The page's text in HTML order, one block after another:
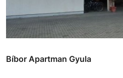
Bíbor Apartman Gyula